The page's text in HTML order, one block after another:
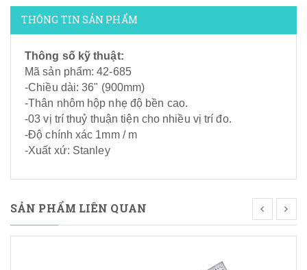
THÔNG TIN SẢN PHẨM
Thông số kỹ thuật:
Mã sản phẩm: 42-685
-Chiều dài: 36" (900mm)
-Thân nhôm hộp nhẹ độ bền cao.
-03 vị trí thuỷ thuận tiện cho nhiều vị trí đo.
-Độ chính xác 1mm / m
-Xuất xứ: Stanley
SẢN PHẨM LIÊN QUAN